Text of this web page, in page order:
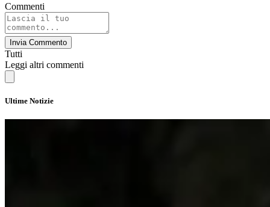
Commenti
Invia Commento
Tutti
Leggi altri commenti
Ultime Notizie